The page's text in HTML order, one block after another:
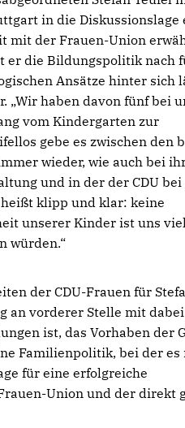
in die Diskussionslage
mit der Frauen-Union
er die Bildungspolitik nach
Ansätze hinter sich
„Wir haben davon fünf bei
vom Kindergarten zur
gebe es zwischen den
wieder, wie auch bei
und in der der CDU
klipp und klar: keine
unserer Kinder ist uns
würden.“
der CDU-Frauen für
an vorderer Stelle mit
ist, das Vorhaben der
Familienpolitik, bei der es
für eine erfolgreiche
Union und der direkt